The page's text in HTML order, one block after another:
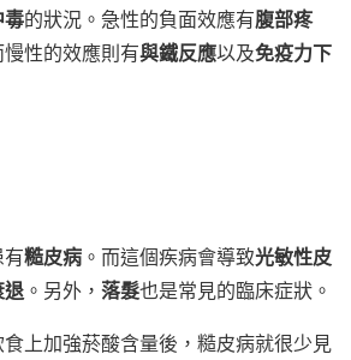
毒的狀況。急性的負面效應有腹部疼
慢性的效應則有與鐵反應以及免疫力下
糙皮病 。而這個疾病會導致光敏性皮
退 。另外， 落髮也是常見的臨床症狀。
上加強菸酸含量後，糙皮病就很少見